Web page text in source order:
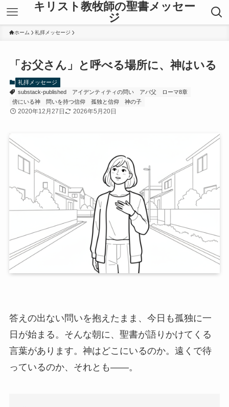
キリスト教牧師の聖書メッセー
ジ
ホーム 礼拝メッセージ
「お父さん」と呼べる場所に、神はいる
礼拝メッセージ
substack-published
アイデンティティの問い アバ父
ローマ8章
傍にいる神
問いを持つ信仰 孤独と信仰 神の子
2020年12月27日 2026年5月20日
答えの出ない問いを抱えたまま、今日も孤独に一
日が始まる。そんな朝に、聖書が語りかけてくる
言葉があります。神はどこにいるのか。遠くで待
っているのか、それとも——。